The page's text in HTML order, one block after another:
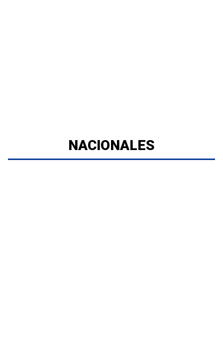
NACIONALES